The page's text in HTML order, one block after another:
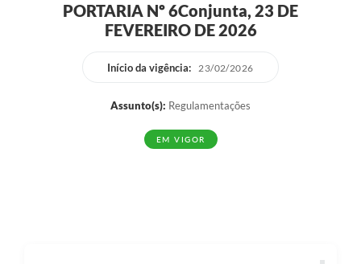
PORTARIA Nº 6Conjunta, 23 DE
FEVEREIRO DE 2026
Início da vigência: 23/02/2026
Assunto(s): Regulamentações
EM VIGOR